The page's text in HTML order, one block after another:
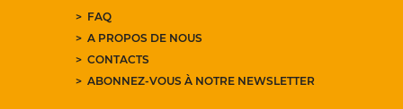
FAQ
A PROPOS DE NOUS
CONTACTS
ABONNEZ-VOUS À NOTRE NEWSLETTER